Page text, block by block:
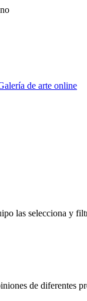
de arte online
las selecciona y
de diferentes